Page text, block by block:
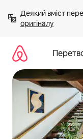
вмісту
Деякий вміст
оригіналу